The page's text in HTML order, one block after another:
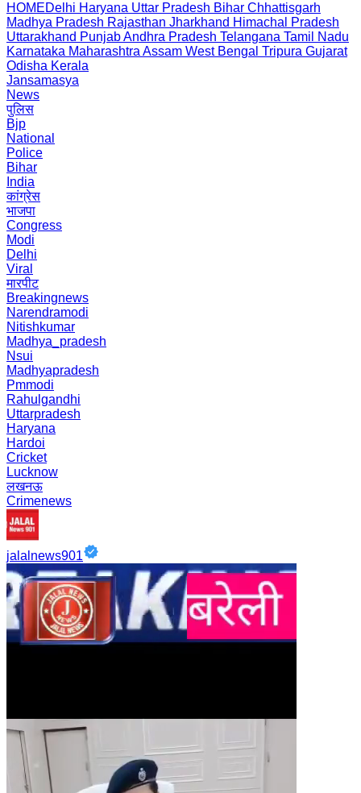
HOMEDelhi Haryana Uttar Pradesh Bihar Chhattisgarh
Madhya Pradesh Rajasthan Jharkhand Himachal Pradesh
Uttarakhand PunjabAndhra Pradesh Telangana Tamil Nadu
Karnataka Maharashtra Assam West Bengal Tripura Gujarat
Odisha Kerala
Jansamasya
News
पुलिस
Bjp
National
Police
Bihar
India
कांग्रेस
भाजपा
Congress
Modi
Delhi
Viral
मारपीट
Breakingnews
Narendramodi
Nitishkumar
Madhya_pradesh
Nsui
Madhyapradesh
Pmmodi
Rahulgandhi
Uttarpradesh
Haryana
Hardoi
Cricket
Lucknow
लखनऊ
Crimenews
jalalnews901